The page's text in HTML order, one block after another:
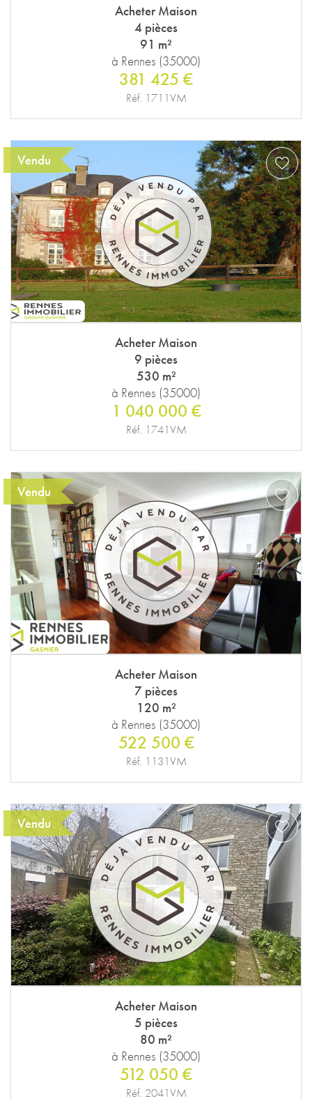
Acheter Maison
4 pièces
91 m²
à Rennes (35000)
381 425 €
Réf. 1711VM
Vendu
Acheter Maison
9 pièces
530 m²
à Rennes (35000)
1 040 000 €
Réf. 1741VM
Vendu
Acheter Maison
7 pièces
120 m²
à Rennes (35000)
522 500 €
Réf. 1131VM
Vendu
Acheter Maison
5 pièces
80 m²
à Rennes (35000)
512 050 €
Réf. 2041VM